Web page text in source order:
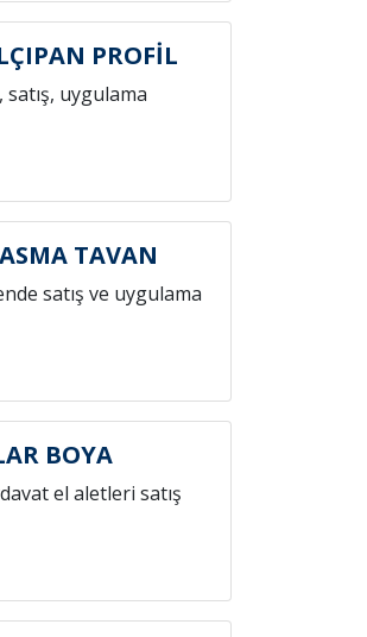
PROFİL
satış, uygulama
TAVAN
satış ve uygulama
BOYA
el aletleri satış